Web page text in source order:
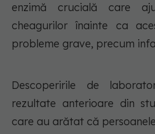
enzimă crucială care
cheagurilor înainte ca
probleme grave, precum
Descoperirile de
rezultate anterioare din
care au arătat că